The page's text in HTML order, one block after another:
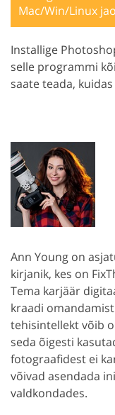
Mac/Win/Linux
Installige
selle programmi
saate teada,
Ann Young on
kirjanik, kes on
Tema karjäär
kraadi
tehisintellekt võib
seda õigesti
fotograafidest ei
võivad asendada
valdkondades.